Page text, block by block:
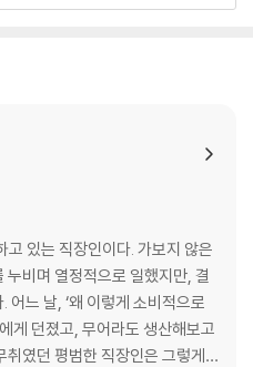
다
때
있는 직장인이다. 가보지 않은
비며 열정적으로 일했지만, 결
어느 날, ‘왜 이렇게 소비적으로
게 던졌고, 무어라도 생산해보고
였던 평범한 직장인은 그렇게